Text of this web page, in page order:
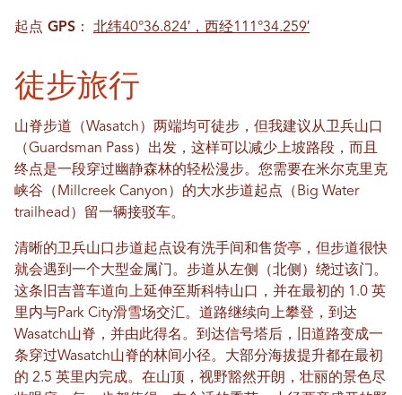
起点 GPS： 北纬40°36.824′，西经111°34.259′
徒步旅行
山脊步道（Wasatch）两端均可徒步，但我建议从卫兵山口
（Guardsman Pass）出发，这样可以减少上坡路段，而且
终点是一段穿过幽静森林的轻松漫步。您需要在米尔克里克
峡谷（Millcreek Canyon）的大水步道起点（Big Water
trailhead）留一辆接驳车。
清晰的卫兵山口步道起点设有洗手间和售货亭，但步道很快
就会遇到一个大型金属门。步道从左侧（北侧）绕过该门。
这条旧吉普车道向上延伸至斯科特山口，并在最初的 1.0 英
里内与Park City滑雪场交汇。道路继续向上攀登，到达
Wasatch山脊，并由此得名。到达信号塔后，旧道路变成一
条穿过Wasatch山脊的林间小径。大部分海拔提升都在最初
的 2.5 英里内完成。在山顶，视野豁然开朗，壮丽的景色尽